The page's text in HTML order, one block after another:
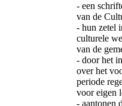
- een
van de
- hun zetel
culturele
van de
- door het
over het
periode
voor eigen
- aantonen